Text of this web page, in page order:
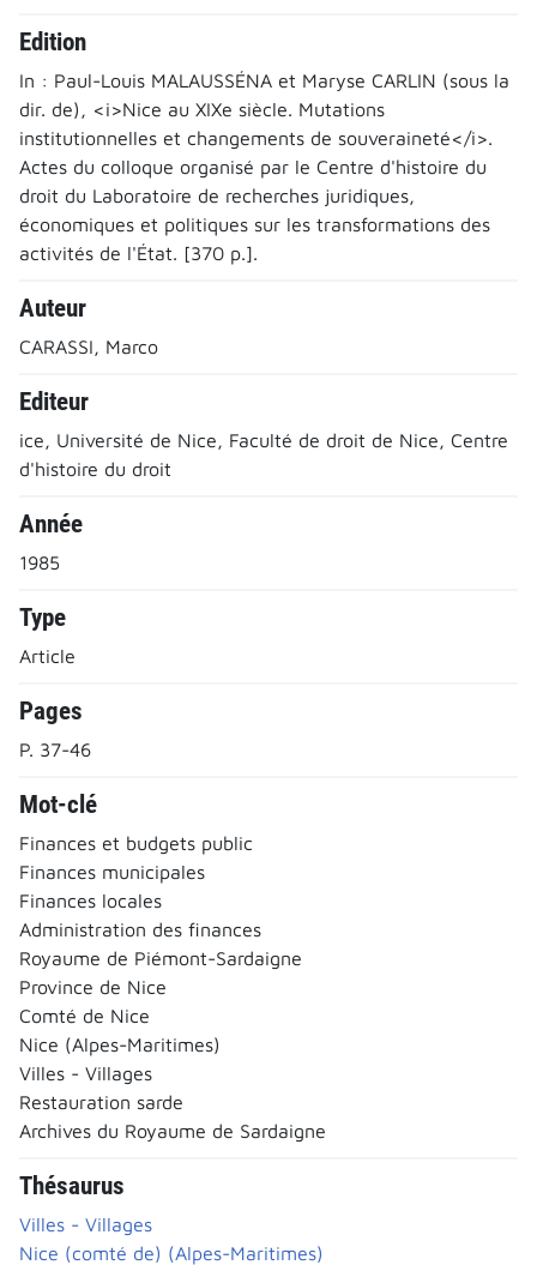
Edition
In : Paul-Louis MALAUSSÉNA et Maryse CARLIN (sous la
dir. de), <i>Nice au XIXe siècle. Mutations
institutionnelles et changements de souveraineté</i>.
Actes du colloque organisé par le Centre d'histoire du
droit du Laboratoire de recherches juridiques,
économiques et politiques sur les transformations des
activités de l'État. [370 p.].
Auteur
CARASSI, Marco
Editeur
ice, Université de Nice, Faculté de droit de Nice, Centre
d'histoire du droit
Année
1985
Type
Article
Pages
P. 37-46
Mot-clé
Finances et budgets public
Finances municipales
Finances locales
Administration des finances
Royaume de Piémont-Sardaigne
Province de Nice
Comté de Nice
Nice (Alpes-Maritimes)
Villes - Villages
Restauration sarde
Archives du Royaume de Sardaigne
Thésaurus
Villes - Villages
Nice (comté de) (Alpes-Maritimes)